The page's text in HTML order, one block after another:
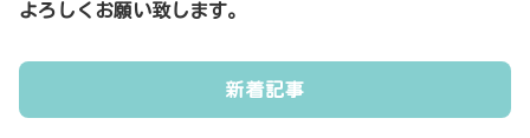
よろしくお願い致します。
新着記事